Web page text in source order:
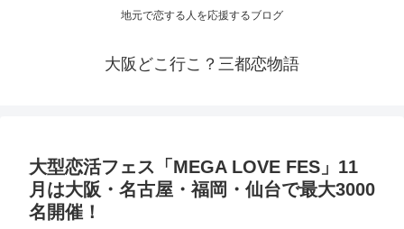
地元で恋する人を応援するブログ
大阪どこ行こ？三都恋物語
大型恋活フェス「MEGA LOVE FES」11
月は大阪 ・名古屋・福岡・仙台で最大3000
名開催！